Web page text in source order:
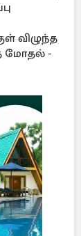
விழுந்த
மோதல் -